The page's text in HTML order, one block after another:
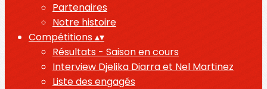
Partenaires
Notre histoire
Compétitions▴▾
Résultats - Saison en cours
Interview Djelika Diarra et Nel Martinez
Liste des engagés